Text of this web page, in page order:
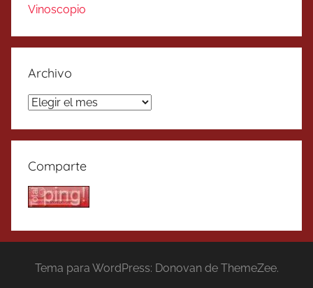
Vinoscopio
Archivo
Archivo
Comparte
Tema para WordPress: Donovan de ThemeZee.